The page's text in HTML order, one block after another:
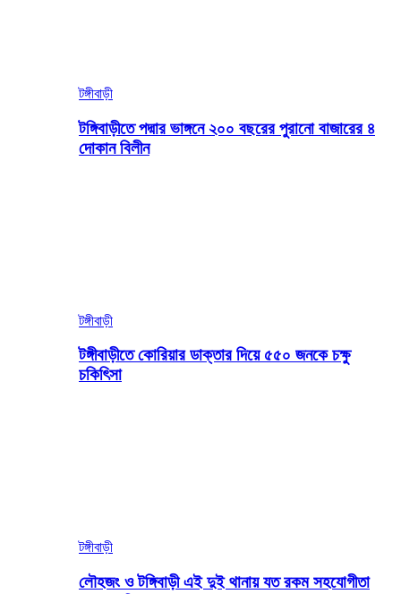
টঙ্গীবাড়ী
টঙ্গিবাড়ীতে পদ্মার ভাঙ্গনে ২০০ বছরের পুরানো বাজারের ৪
দোকান বিলীন
টঙ্গীবাড়ী
টঙ্গীবাড়ীতে কোরিয়ার ডাক্তার দিয়ে ৫৫০ জনকে চক্ষু
চকিৎিসা
টঙ্গীবাড়ী
লৌহজং ও টঙ্গিবাড়ী এই দুই থানায় যত রকম সহযোগীতা